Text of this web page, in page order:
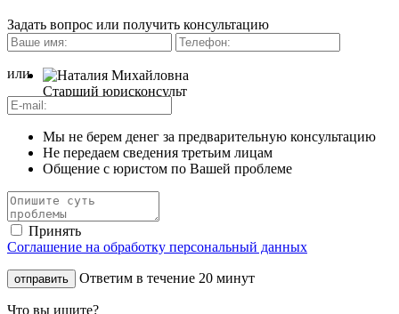
Старший юрисконсульт
Задать вопрос или получить консультацию
или
Мы не берем денег за предварительную консультацию
Не передаем сведения третьим лицам
Общение с юристом по Вашей проблеме
Принять
Соглашение на обработку персональный данных
Ответим в течение 20 минут
Что вы ищите?